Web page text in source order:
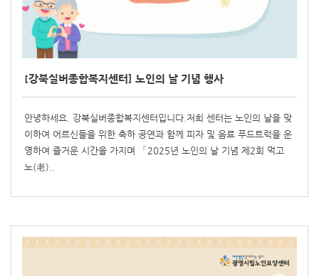
[강북실버종합복지센터] 노인의 날 기념 행사
안녕하세요. 강북실버종합복지센터입니다.저희 센터는 노인의 날을 맞
이하여 어르신들을 위한 축하 공연과 함께 피자 및 음료 푸드트럭을 운
영하여 즐거운 시간을 가지며 「2025년 노인의 날 기념 제2회 먹고
노(老)..